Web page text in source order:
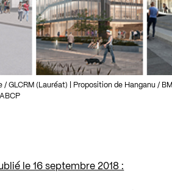
/ GLCRM (Lauréat) | Proposition de Hanganu /
le 16 septembre 2018 :